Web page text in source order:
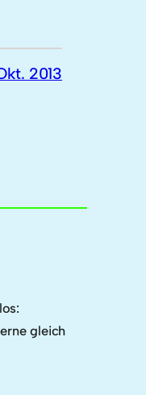
2013
gleich